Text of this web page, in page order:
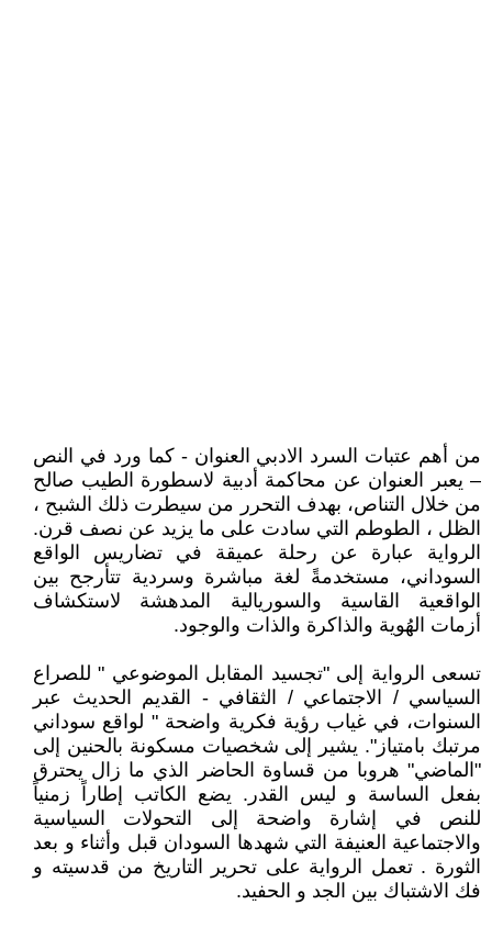
من أهم عتبات السرد الادبي العنوان - كما ورد في النص
– يعبر العنوان عن محاكمة أدبية لاسطورة الطيب صالح
من خلال التناص، بهدف التحرر من سيطرت ذلك الشبح ،
الظل ، الطوطم التي سادت على ما يزيد عن نصف قرن.
الرواية عبارة عن رحلة عميقة في تضاريس الواقع
السوداني، مستخدمةً لغة مباشرة وسردية تتأرجح بين
الواقعية القاسية والسوريالية المدهشة لاستكشاف
أزمات الهُوية والذاكرة والذات والوجود.
تسعى الرواية إلى "تجسيد المقابل الموضوعي " للصراع
السياسي / الاجتماعي / الثقافي - القديم الحديث عبر
السنوات، في غياب رؤية فكرية واضحة " لواقع سوداني
مرتبك بامتياز". يشير إلى شخصيات مسكونة بالحنين إلى
"الماضي" هروبا من قساوة الحاضر الذي ما زال يحترق
بفعل الساسة و ليس القدر. يضع الكاتب إطاراً زمنياً
للنص في إشارة واضحة إلى التحولات السياسية
والاجتماعية العنيفة التي شهدها السودان قبل وأثناء و بعد
الثورة . تعمل الرواية على تحرير التاريخ من قدسيته و
فك الاشتباك بين الجد و الحفيد.